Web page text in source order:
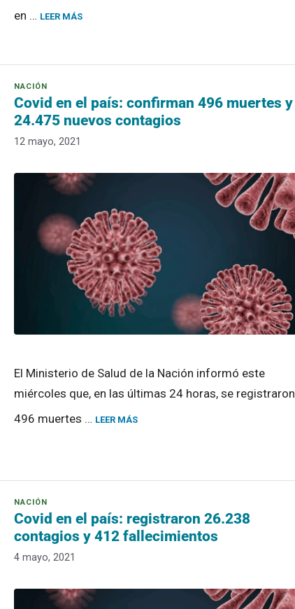
en … LEER MÁS
Covid en el país: confirman 496 muertes y
24.475 nuevos contagios
12 mayo, 2021
El Ministerio de Salud de la Nación informó este
miércoles que, en las últimas 24 horas, se registraron
496 muertes … LEER MÁS
Covid en el país: registraron 26.238
contagios y 412 fallecimientos
4 mayo, 2021